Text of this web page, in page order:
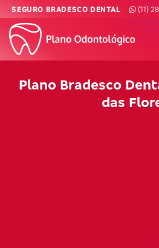
Skip
content
SEGURO BRADESCO DENTAL (11)
Plano Bradesco
das